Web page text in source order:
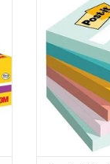
collection